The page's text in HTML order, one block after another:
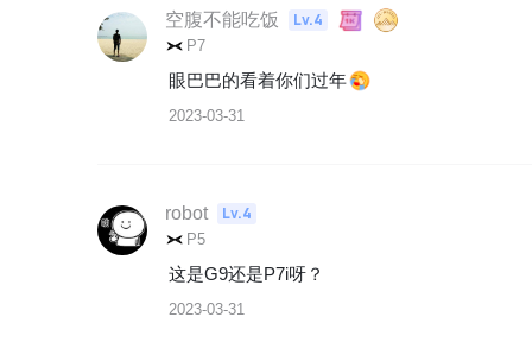
空腹不能吃饭 Lv.4
P7
眼巴巴的看着你们过年
2023-03-31
robot Lv.4
P5
这是G9还是P7i呀？
2023-03-31